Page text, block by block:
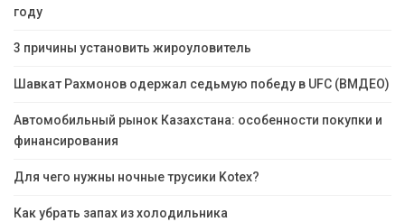
году
3 причины установить жироуловитель
Шавкат Рахмонов одержал седьмую победу в UFC (ВМДЕО)
Автомобильный рынок Казахстана: особенности покупки и
финансирования
Для чего нужны ночные трусики Kotex?
Как убрать запах из холодильника